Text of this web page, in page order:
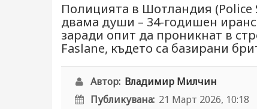
Полицията в Шотландия
двама души – 34-годишен
заради опит да проникнат в
Faslane, където са базирани
Автор: Владимир Милчин
Публикувана: 21 Март 2026, 10:18